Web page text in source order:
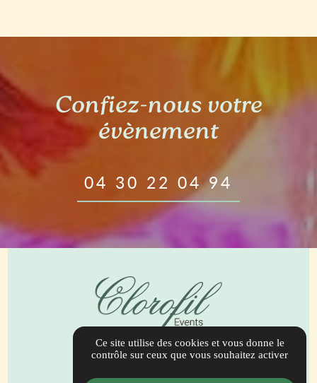
Confiez-nous votre
évènement
04 30 22 04 94
944 Bis Route de Draguignan
Ce site utilise des cookies et vous donne le
contrôle sur ceux que vous souhaitez activer